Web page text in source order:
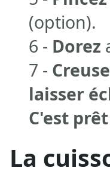
(option).
6 - Dorez
7 -
laisser
C'est
La